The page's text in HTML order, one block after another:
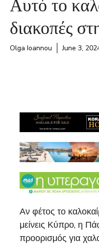
διακοπές
Olga Ioannou June 3,
Αν φέτος το
μείνεις Κύπρο, η
προορισμός για